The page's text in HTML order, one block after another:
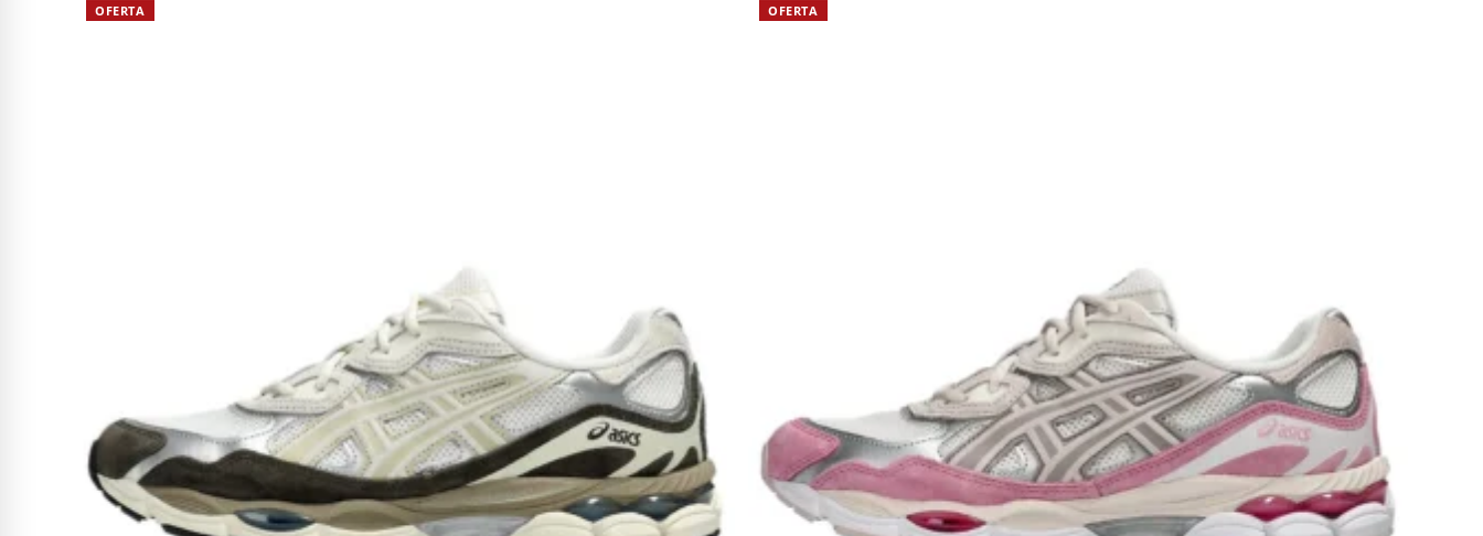
OFERTA OFERTA